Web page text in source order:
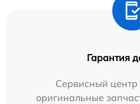
Гарантия
Сервисный центр
оригинальные